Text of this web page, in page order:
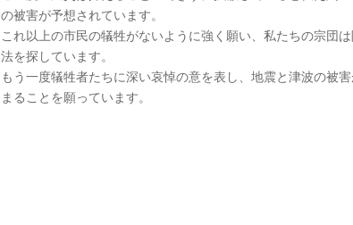
の被害が予想されています。
これ以上の市民の犠牲がないように強く願い、私たちの宗団
法を探しています。
もう一度犠牲者たちに深い哀悼の意を表し、地震と津波の被
まることを願っています。